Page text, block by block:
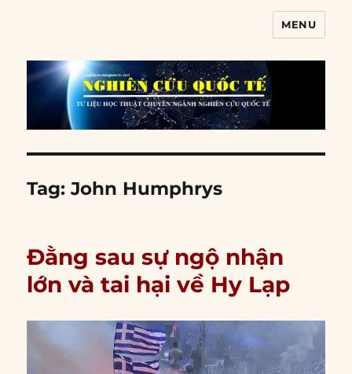
MENU
Tag:John Humphrys
Đằng sau sự ngộ nhận
lớn và tai hại về Hy Lạp